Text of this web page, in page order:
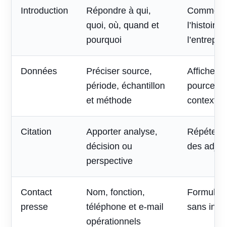
Introduction
Répondre à qui,
quoi, où, quand et
pourquoi
Données
Préciser source,
période, échantillon
et méthode
Afficher
contexte
Citation
Apporter analyse,
décision ou
perspective
Répéter
des
Contact
presse
Nom, fonction,
téléphone et e-mail
opérationnels
sans